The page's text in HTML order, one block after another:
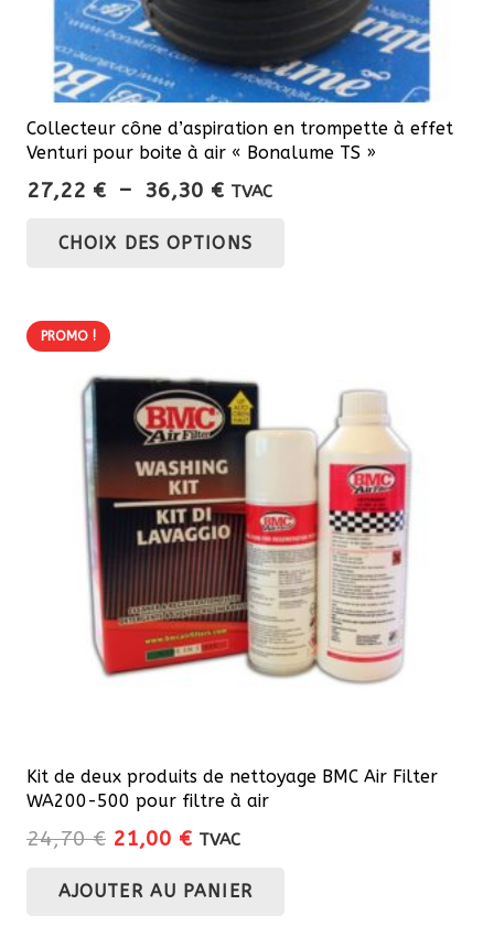
Collecteur cône d’aspiration en trompette à effet
Venturi pour boite à air « Bonalume TS »
27,22 € – 36,30 €Plage
prix :
TVAC
CHOIX DES OPTIONS
options
peuvent
être
choisies
sur
la
page
du
produit
PROMO !
Kit de deux produits de nettoyage BMC Air Filter
WA200-500 pour filtre à air
24,70€ Le
initial
21,00 €Le
actuel
TVAC
AJOUTER AU PANIER